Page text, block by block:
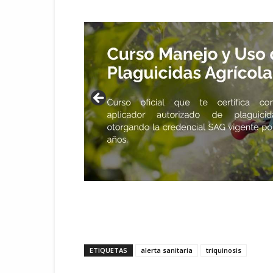
ETIQUETAS alerta sanitaria triquinosis